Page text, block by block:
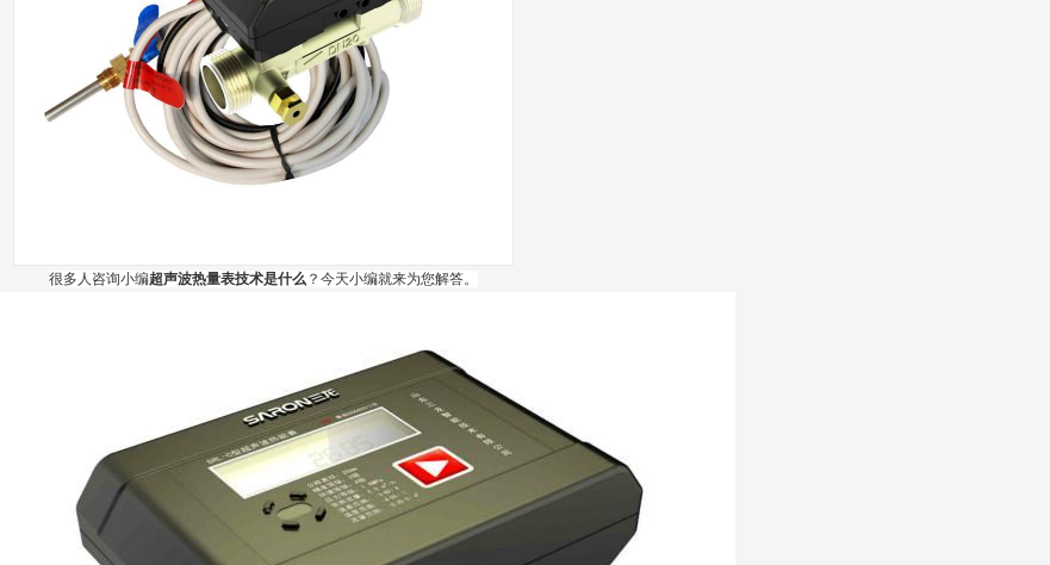
很多人咨询小编超声波热量表技术是什么？今天小编就来为您解答。